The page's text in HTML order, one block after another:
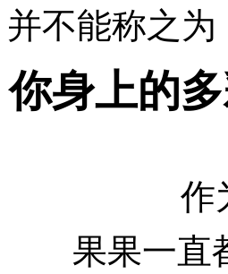
并不能称之
你身上的
作
果果一直